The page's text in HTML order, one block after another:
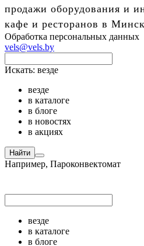
продажи оборудования и
кафе и ресторанов в
Обработка персональных данных
vels@vels.by
Искать: везде
везде
в каталоге
в блоге
в новостях
в акциях
Найти
Например, Пароконвектомат
везде
в каталоге
в блоге